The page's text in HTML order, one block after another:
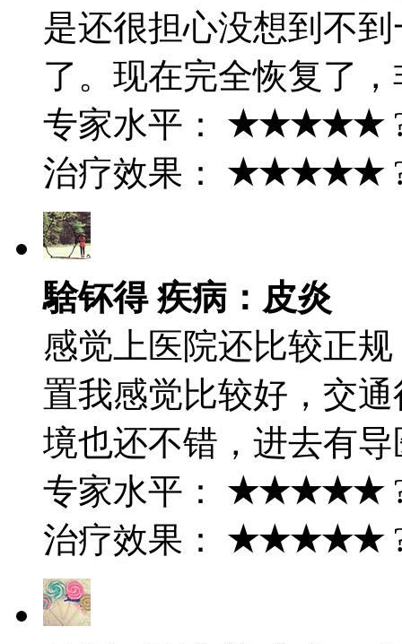
是还很担心没想到不
了。现在完全恢复了
专家水平： ★★★★★
治疗效果： ★★★★★
騇钚得 疾病：皮炎
感觉上医院还比较正
置我感觉比较好，交
境也还不错，进去有
专家水平： ★★★★★
治疗效果： ★★★★★